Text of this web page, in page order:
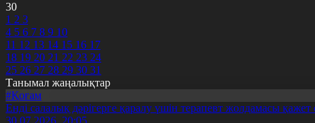
30
1 2 3
4 5 6 7 8 9 10
11 12 13 14 15 16 17
18 19 20 21 22 23 24
25 26 27 28 29 30 31
Танымал жаңалықтар
#Қоғам
Енді салалық дәрігерге қаралу үшін терапевт жолдамасы қажет
30.07.2026, 20:05